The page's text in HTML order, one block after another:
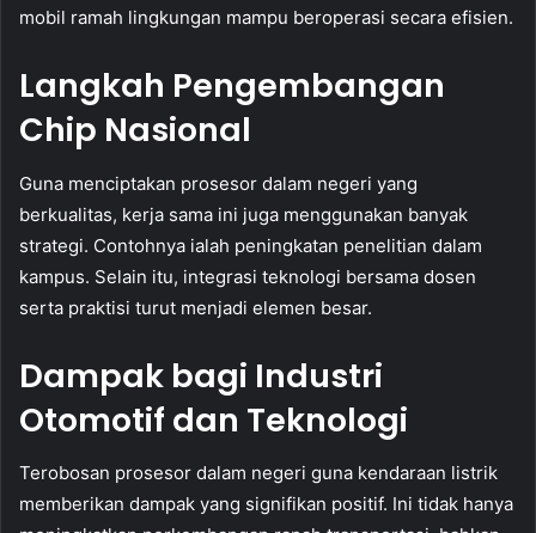
mobil ramah lingkungan mampu beroperasi secara efisien.
Langkah Pengembangan
Chip Nasional
Guna menciptakan prosesor dalam negeri yang
berkualitas, kerja sama ini juga menggunakan banyak
strategi. Contohnya ialah peningkatan penelitian dalam
kampus. Selain itu, integrasi teknologi bersama dosen
serta praktisi turut menjadi elemen besar.
Dampak bagi Industri
Otomotif dan Teknologi
Terobosan prosesor dalam negeri guna kendaraan listrik
memberikan dampak yang signifikan positif. Ini tidak hanya